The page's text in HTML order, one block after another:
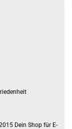
Dein Shop für E-